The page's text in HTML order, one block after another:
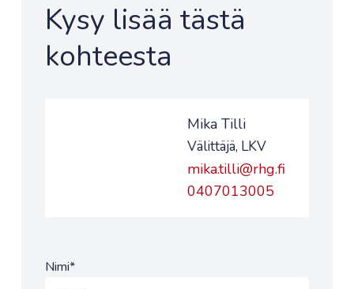
Kysy lisää tästä
kohteesta
Mika Tilli
Välittäjä, LKV
mika.tilli@rhg.fi
0407013005
Nimi*